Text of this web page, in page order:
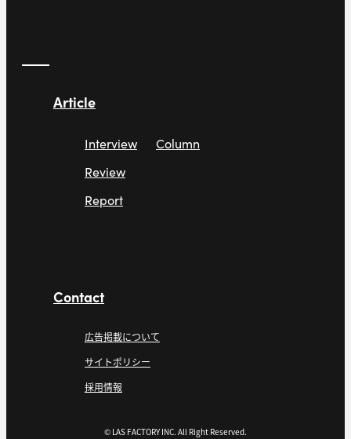
Article
Interview
Review
Report
Column
Contact
広告掲載について
サイトポリシー
採用情報
© LAS FACTORY INC. All Right Reserved.